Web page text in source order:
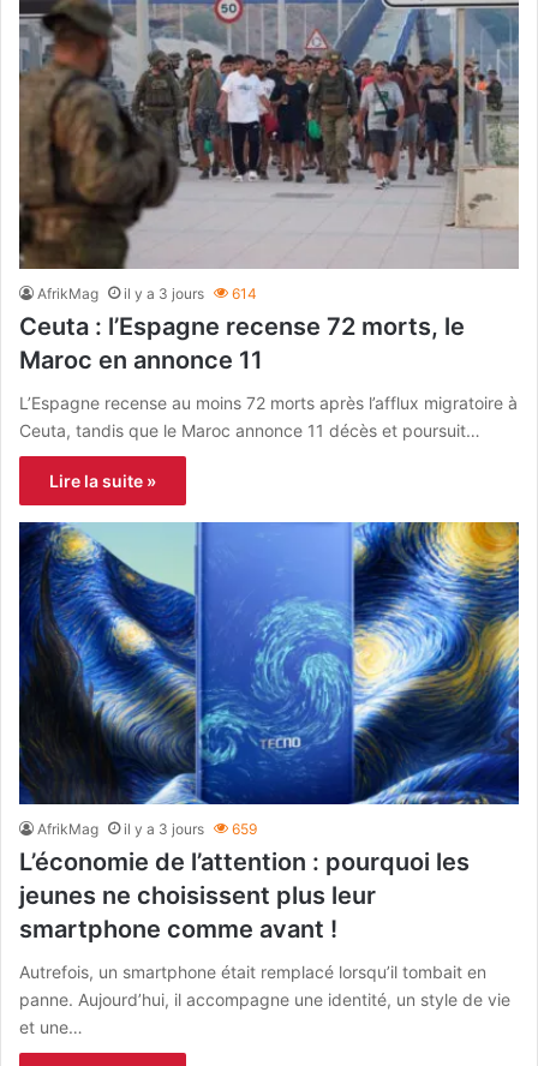
AfrikMag il y a 3 jours 614
Ceuta : l’Espagne recense 72 morts, le
Maroc en annonce 11
L’Espagne recense au moins 72 morts après l’afflux migratoire à
Ceuta, tandis que le Maroc annonce 11 décès et poursuit…
Lire la suite »
AfrikMag il y a 3 jours 659
L’économie de l’attention : pourquoi les
jeunes ne choisissent plus leur
smartphone comme avant !
Autrefois, un smartphone était remplacé lorsqu’il tombait en
panne. Aujourd’hui, il accompagne une identité, un style de vie
et une…